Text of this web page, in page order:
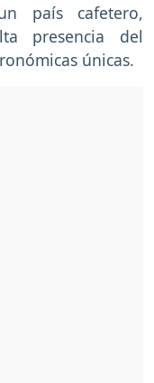
país cafetero,
presencia del
únicas.